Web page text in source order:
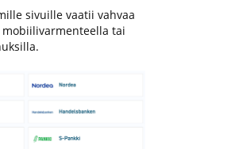
sivuille vaatii vahvaa
tai